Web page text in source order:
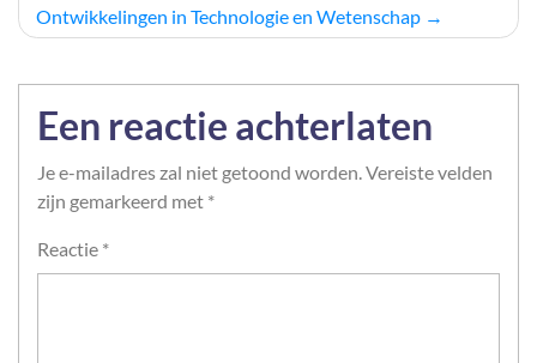
Ontwikkelingen in Technologie en Wetenschap
Een reactie achterlaten
Je e-mailadres zal niet getoond worden.Vereiste velden
zijn gemarkeerd met *
Reactie *